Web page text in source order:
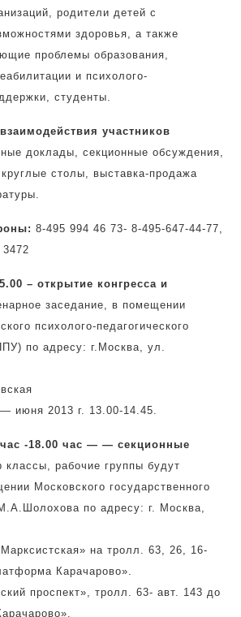
родители детей с
здоровья, а также
проблемы образования,
и психолого-
студенты.
участников
доклады, секционные обсуждения,
столы, выставка-продажа
8-495 994 46 73- 8-495-647-44-77,
– открытие конгресса и
заседание, в помещении
психолого-педагогического
по адресу: г.Москва, ул.
июня 2013 г. 13.00-14.45.
-18.00 час — — секционные
классы, рабочие группы будут
Московского государственного
по адресу: г. Москва,
на тролл. 63, 26, 16-
Карачарово».
проспект», тролл. 63- авт. 143 до